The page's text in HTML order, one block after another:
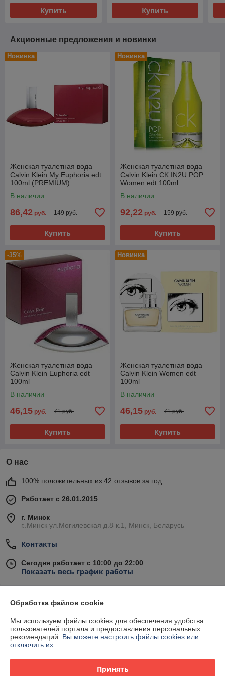
Купить Купить
Акционные предложения и новинки
Новинка
Женская туалетная вода
Calvin Klein My Euphoria edt
100ml (PREMIUM)
В наличии
86,42 руб. 149 руб.
Купить
Новинка
Женская туалетная вода
Calvin Klein CK IN2U POP
Women edt 100ml
В наличии
92,22 руб. 159 руб.
Купить
-35%
Женская туалетная вода
Calvin Klein Euphoria edt
100ml
В наличии
46,15 руб. 71 руб.
Купить
Новинка
Женская туалетная вода
Calvin Klein Women edt
100ml
В наличии
46,15 руб. 71 руб.
Купить
О нас
100% положительных из 42 отзывов за год
Работает с 26.01.2015
г. Минск
г..Минск ул.Могилевская д.8 к.1, Минск, Беларусь
Контакты
Сегодня работает с 10:00 до 22:00
Показать весь график работы
Отзывы о магазине
388 отзывов за всё время
Покупатель
Отлично
Обработка файлов cookie
Мы используем файлы cookies для обеспечения удобства
пользователей портала и предоставления персональных
рекомендаций. Вы можете настроить файлы cookies или
отключить их.
Принять